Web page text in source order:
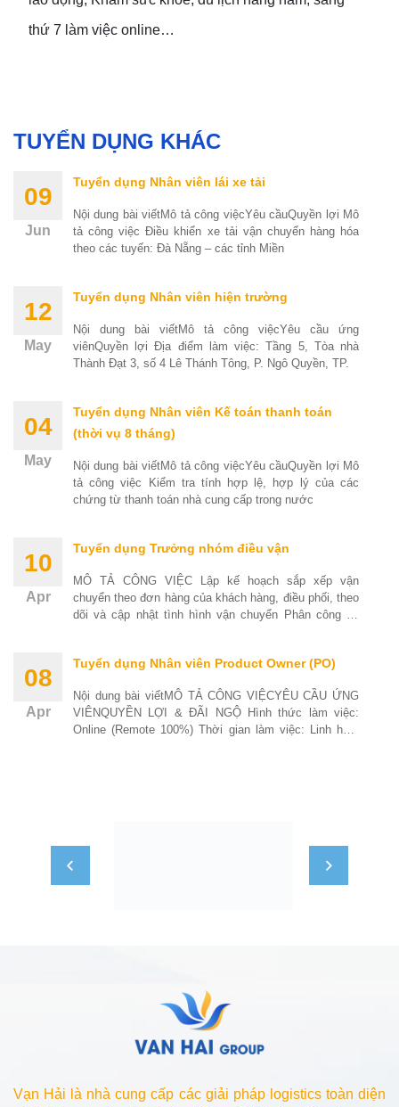
thứ 7 làm việc online…
TUYỂN DỤNG KHÁC
09
Jun
Tuyển dụng Nhân viên lái xe tải
Nội dung bài viếtMô tả công việcYêu cầuQuyền lợi Mô
tả công việc Điều khiển xe tải vận chuyển hàng hóa
theo các tuyến: Đà Nẵng – các tỉnh Miền
12
May
Tuyển dụng Nhân viên hiện trường
Nội dung bài viếtMô tả công việcYêu cầu ứng
viênQuyền lợi Địa điểm làm việc: Tầng 5, Tòa nhà
Thành Đạt 3, số 4 Lê Thánh Tông, P. Ngô Quyền, TP.
04
May
Tuyển dụng Nhân viên Kế toán thanh toán
(thời vụ 8 tháng)
Nội dung bài viếtMô tả công việcYêu cầuQuyền lợi Mô
tả công việc Kiểm tra tính hợp lệ, hợp lý của các
chứng từ thanh toán nhà cung cấp trong nước
10
Apr
Tuyển dụng Trưởng nhóm điều vận
MÔ TẢ CÔNG VIỆC Lập kế hoạch sắp xếp vận
chuyển theo đơn hàng của khách hàng, điều phối, theo
dõi và cập nhật tình hình vận chuyển Phân công và
08
Apr
Tuyển dụng Nhân viên Product Owner (PO)
Nội dung bài viếtMÔ TẢ CÔNG VIỆCYÊU CẦU ỨNG
VIÊNQUYỀN LỢI & ĐÃI NGỘ Hình thức làm việc:
Online (Remote 100%) Thời gian làm việc: Linh hoạt
Vạn Hải là nhà cung cấp các giải pháp logistics toàn diện